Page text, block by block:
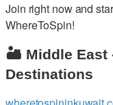
Join right now and
WhereToSpin!
🏜️ Middle East
Destinations